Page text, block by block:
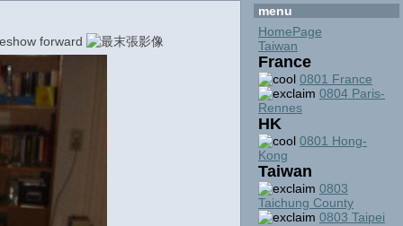
menu
HomePage
Taiwan
France
0801 France
0804 Paris-
Rennes
HK
0801 Hong-
Kong
Taiwan
0803
Taichung County
0803 Taipei